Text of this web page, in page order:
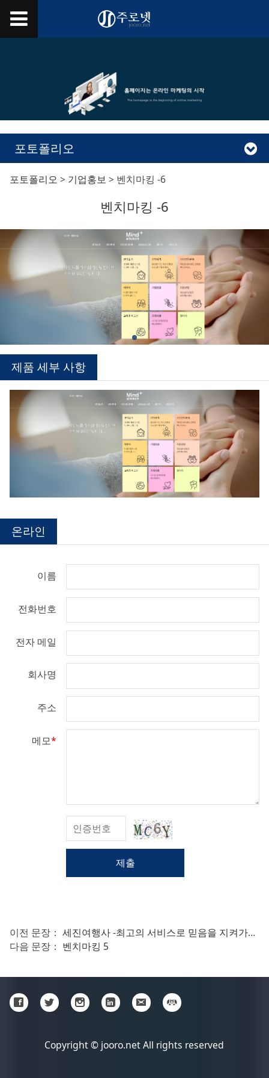
포토폴리오
벤치마킹 -6
포토폴리오 > 기업홍보 > 벤치마킹 -6
벤치마킹 -6
제품 세부 사항
온라인
이름
전화번호
전자 메일
회사명
주소
메모*
제출
이전 문장： 세진여행사 -최고의 서비스로 믿음을 지켜가는 여행사!
다음 문장： 벤치마킹 5
Copyright © jooro.net All rights reserved